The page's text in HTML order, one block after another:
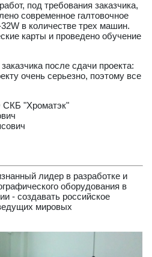
под требования заказчика,
современное галтовочное
в количестве трех машин.
карты и проведено обучение
после сдачи проекта:
очень серьезно, поэтому все
СКБ "Хроматэк"
лидер в разработке и
оборудования в
- создавать российское
мировых